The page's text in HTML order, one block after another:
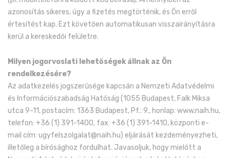
azonosítás sikeres, úgy a fizetés megtörténik, és Ön erről
értesítést kap. Ezt követően automatikusan visszairányításra
kerül a kereskedői felületre.
Milyen jogorvoslati lehetőségek állnak az Ön
rendelkezésére?
Az adatkezelés jogszerűsége kapcsán a Nemzeti Adatvédelmi
és Információszabadság Hatóság (1055 Budapest, Falk Miksa
utca 9-11, postacím: 1363 Budapest, Pf.: 9., honlap: www.naih.hu,
telefon: +36 (1) 391-1400, fax: +36 (1) 391-1410, központi e-
mail cím: ugyfelszolgalat@naih.hu) eljárását kezdeményezheti,
illetőleg a bírósághoz fordulhat. Javasoljuk, hogy mielőtt a